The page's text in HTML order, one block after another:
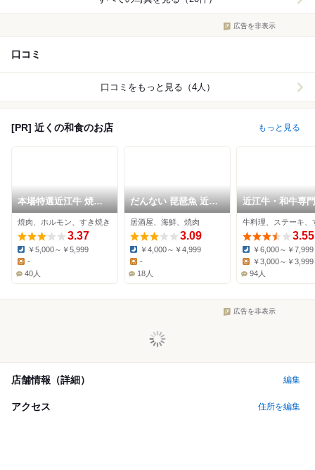
広告を非表示
口コミ
口コミをもっと見る（4人）
[PR] 近くの和食のお店 もっと見る
本場特選近江牛 焼肉
すき焼き 池もと
焼肉、ホルモン、すき焼き
3.37
Dinner:
￥5,000～￥5,999
Lunch:
-
40人
だんない 琵琶魚 近江
牛
居酒屋、海鮮、焼肉
3.09
Dinner:
￥4,000～￥4,999
Lunch:
-
18人
近江牛・和牛専
閑観
3.55
Dinner:
￥6,000～￥7,999
Lunch:
￥3,000～￥3,999
94人
広告を非表示
店舗情報（詳細） 編集
アクセス 住所を編集